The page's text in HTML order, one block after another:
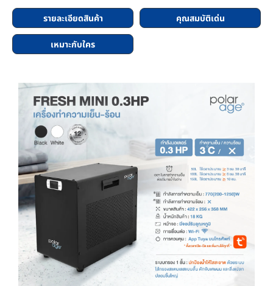
รายละเอียดสินค้า คุณสมบัติเด่น
เหมาะกับใคร